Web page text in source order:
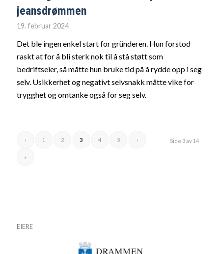
jeansdrømmen
19. februar 2024
Det ble ingen enkel start for gründeren. Hun forstod
raskt at for å bli sterk nok til å stå støtt som
bedriftseier, så måtte hun bruke tid på å rydde opp i seg
selv. Usikkerhet og negativt selvsnakk måtte vike for
trygghet og omtanke også for seg selv.
Side 3 av 14
‹ 1 2 3 4 5 ›
»
EIERE